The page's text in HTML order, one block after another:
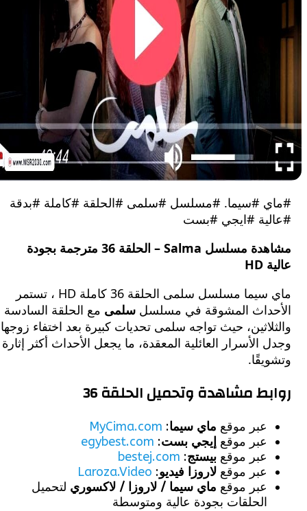
#سيما. #مسلسل #سلمى #الحلقة #كاملة #بدقة
#ايجي #بست
مشاهدة مسلسل Salma – الحلقة 36 مترجمة بجودة
ماي سيما مسلسل سلمى الحلقة 36 كاملة HD ، تستمر
المشوقة في مسلسلسلمىمع الحلقة السادسة
حيث تواجه سلمى تحديات كبيرة بعد اختفاء زوجها
العائلية المعقدة، ما يجعل الأحداث أكثر إثارة
مشاهدة وتحميل الحلقة 36
عبر موقعماي سيما:
MyCima.com
عبر موقعإيجي بست:
egybest.com
عبر موقعبيستج:
bestej.com
عبر موقعلاروزا فيديو:
Laroza.Video
عبر موقعماي سيما / لاروزا / لاكسوريلتحميل
الحلقات بجودة عالية ومتوسطة